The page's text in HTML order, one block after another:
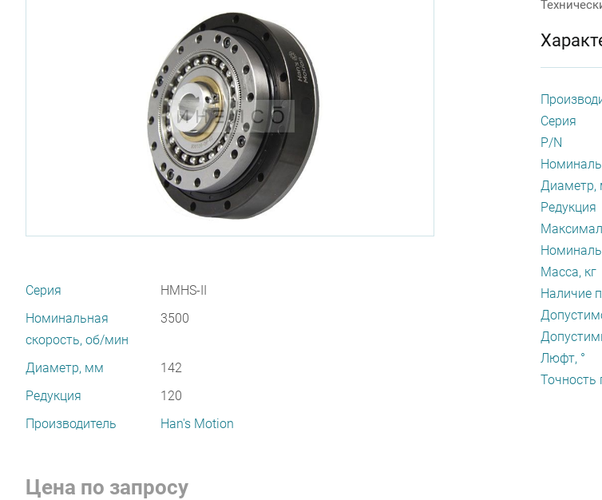
Серия
HMHS-II
Номинальная
скорость, об/мин
3500
Диаметр, мм
142
Редукция
120
Производитель
Han's Motion
Цена по запросу
Серия
P/N
Диаметр,
Редукция
Масса, кг
Наличие
Люфт, °
Точность